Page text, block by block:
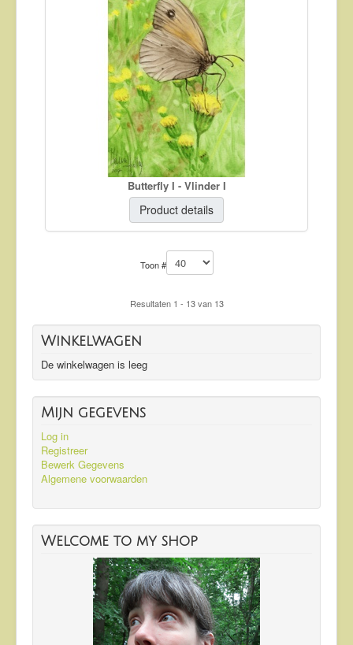
Butterfly I - Vlinder I
Product details
Toon #
Resultaten 1 - 13 van 13
Winkelwagen
De winkelwagen is leeg
Mijn gegevens
Log in
Registreer
Bewerk Gegevens
Algemene voorwaarden
Welcome to my shop